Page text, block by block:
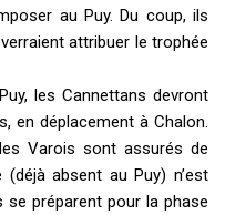
au Puy. Du coup, ils
attribuer le trophée
les Cannettans devront
en déplacement à Chalon.
Varois sont assurés de
absent au Puy) n’est
se préparent pour la phase